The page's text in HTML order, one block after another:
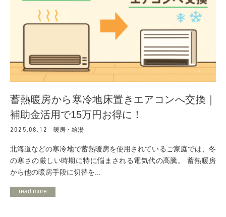
蓄熱暖房から寒冷地床置きエアコンへ交換｜
補助金活用で15万円お得に！
2025.08.12 暖房・給湯
北海道などの寒冷地で蓄熱暖房を使用されているご家庭では、冬
の寒さの厳しい時期に特に悩まされる電気代の高騰。 蓄熱暖房
から他の暖房手段に切替を...
read more